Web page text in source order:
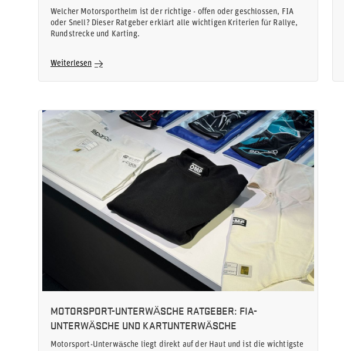
Welcher Motorsporthelm ist der richtige - offen oder geschlossen, FIA
oder Snell? Dieser Ratgeber erklärt alle wichtigen Kriterien für Rallye,
Rundstrecke und Karting.
Weiterlesen
MOTORSPORT-UNTERWÄSCHE RATGEBER: FIA-
UNTERWÄSCHE UND KARTUNTERWÄSCHE
Motorsport-Unterwäsche liegt direkt auf der Haut und ist die wichtigste